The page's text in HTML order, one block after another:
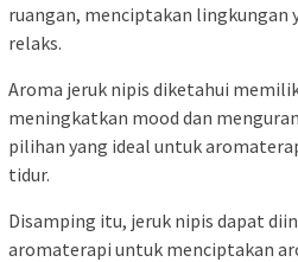
ruangan, menciptakan lingkungan
relaks.
Aroma jeruk nipis diketahui
meningkatkan mood dan
pilihan yang ideal untuk
tidur.
Disamping itu, jeruk nipis dapat
aromaterapi untuk menciptakan